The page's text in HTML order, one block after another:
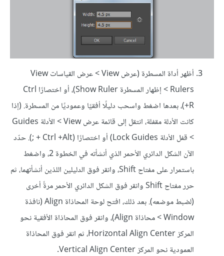
أظهر أداة المسطرة (عرض View > عرض القياسات View
Rulers > إظهار المسطرة Show Ruler)، أو اختصارًا Ctrl
+R)، بعدها اضغط واسحب دليلًا أفقيًا وعموديًا من المسطرة. (إذا
كانت الأدلة مقفلة، انتقل إلى قائمة عرض View > الأدلة Guides
> قفل الأدلة Lock Guides) أو اختصارًا (Ctrl +Alt + ;). حدّد
الآن الشكل الدائري الأحمر الذي أنشأته في الخطوة 2، واضغط
باستمرار على مفتاح Shift، وانقر فوق الدليلين اللذين أنشأتهما، ثم
حرر مفتاح Shift وانقر فوق الشكل الدائري الأحمر مرةً أخرى
(لضبط موضعه). بعد ذلك، افتح لوحة المحاذاة Align (نافذة
Window > محاذاة Align)، وانقر فوق المحاذاة الأفقية نحو
المركز Horizontal Align Center، ثم انقر فوق المحاذاة
العمودية نحو المركز Vertical Align Center.